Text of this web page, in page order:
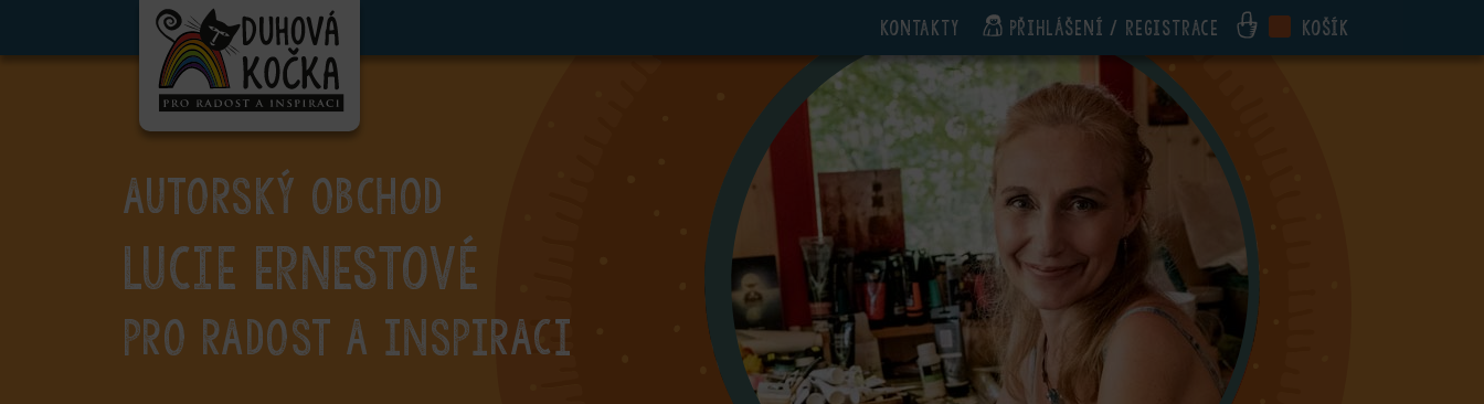
Kontakty Přihlášení / registrace Košík
AUTORSKÝ OBCHOD
Lucie Ernestové
PRO RADOST A INSPIRACI